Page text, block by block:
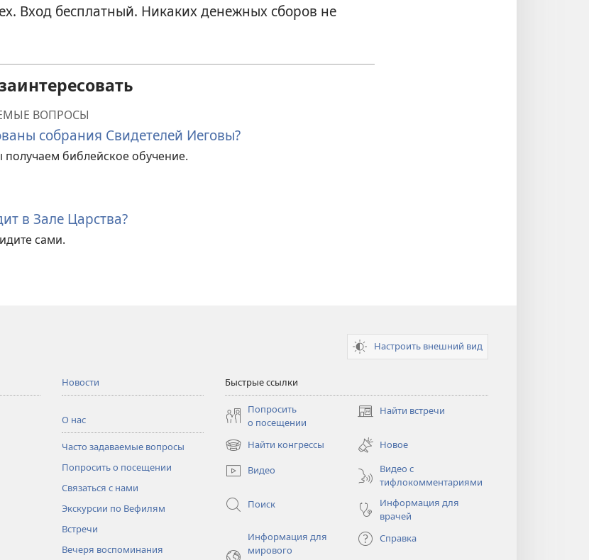
Вход бесплатный. Никаких денежных сборов не
ВОПРОСЫ
собрания Свидетелей Иеговы?
получаем библейское обучение.
в Зале Царства?
сами.
Настроить внешний вид
Новости
О нас
Часто задаваемые вопросы
Попросить о посещении
Связаться с нами
Экскурсии по Вефилям
Встречи
Вечеря воспоминания
Быстрые ссылки
Попросить
о посещении
Найти встречи
(открывается
новом
Найти конгрессы
(открывается
в
новом
Новое
Видео
Видео с
тифлокомментариями
Поиск
Информация для
врачей
Информация для
мирового
Справка